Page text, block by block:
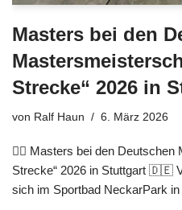
Masters bei den
Strecke“ 2026 in
von Ralf Haun 6. März 2026
🏊‍♂️ Masters bei den
Strecke“ 2026 in Stuttgart 🇩🇪
sich im Sportbad NeckarPark